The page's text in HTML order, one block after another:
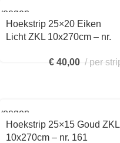
Hoekstrip 25×20 Eiken
Licht ZKL 10x270cm – nr.
€ 40,00 per
Hoekstrip 25×15 Goud ZKL
10x270cm – nr. 161